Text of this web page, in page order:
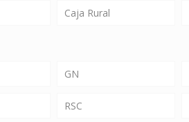
Caja Rural
GN
RSC